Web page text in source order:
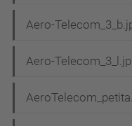
Aero-
Aero-